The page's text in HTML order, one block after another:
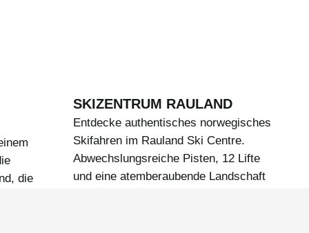
die
SKIZENTRUM RAULAND
Entdecke authentisches norwegisches
Skifahren im Rauland Ski Centre.
Abwechslungsreiche Pisten, 12 Lifte
und eine atemberaubende Landschaft